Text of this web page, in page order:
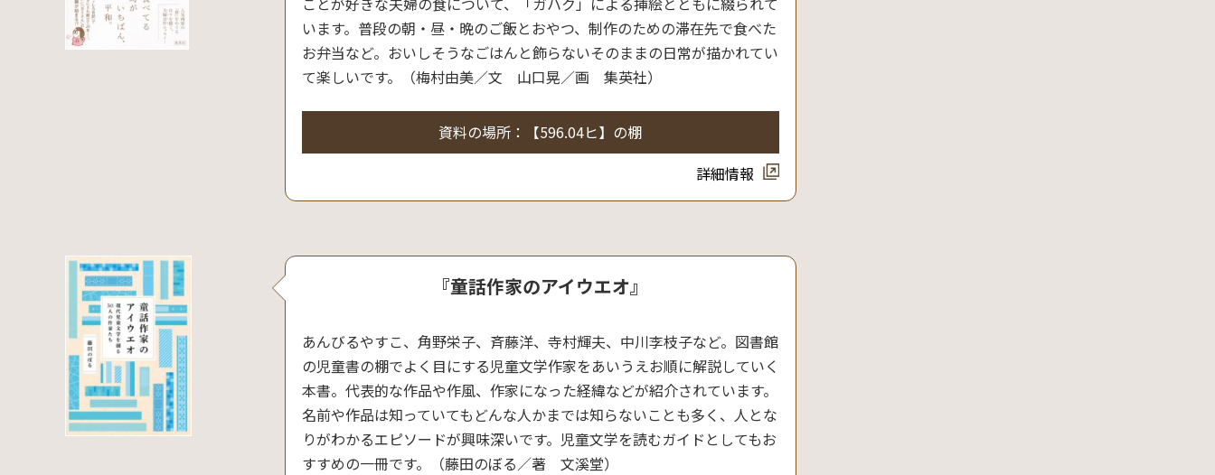
います。普段の朝・昼・晩のご飯とおやつ、制作のための滞在先で食べた
お弁当など。おいしそうなごはんと飾らないそのままの日常が描かれてい
て楽しいです。（梅村由美／文 山口晃／画 集英社）
資料の場所：【596.04ヒ】の棚
詳細情報
『童話作家のアイウエオ』
あんびるやすこ、角野栄子、斉藤洋、寺村輝夫、中川李枝子など。図書館
の児童書の棚でよく目にする児童文学作家をあいうえお順に解説していく
本書。代表的な作品や作風、作家になった経緯などが紹介されています。
名前や作品は知っていてもどんな人かまでは知らないことも多く、人とな
りがわかるエピソードが興味深いです。児童文学を読むガイドとしてもお
すすめの一冊です。（藤田のぼる／著 文溪堂）